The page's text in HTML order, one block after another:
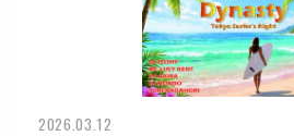
2026.03.12